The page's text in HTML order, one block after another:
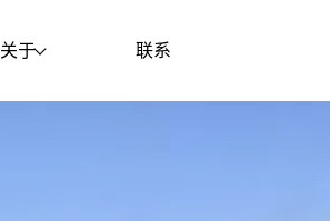
关于 联系